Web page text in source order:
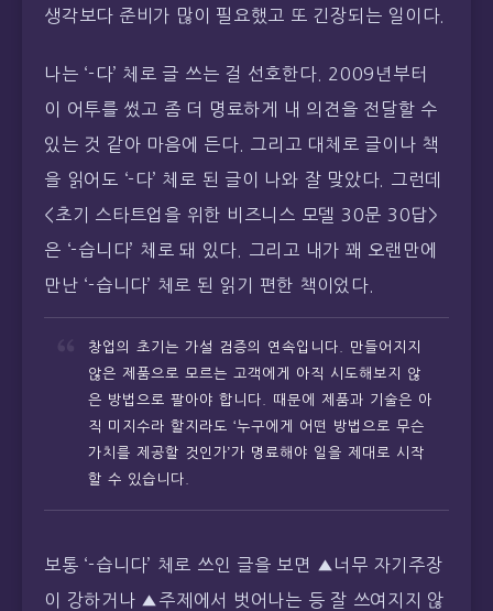
생각보다 준비가 많이 필요했고 또 긴장되는 일이다.
나는 ‘-다’ 체로 글 쓰는 걸 선호한다. 2009년부터
이 어투를 썼고 좀 더 명료하게 내 의견을 전달할 수
있는 것 같아 마음에 든다. 그리고 대체로 글이나 책
을 읽어도 ‘-다’ 체로 된 글이 나와 잘 맞았다. 그런데
<초기 스타트업을 위한 비즈니스 모델 30문 30답>
은 ‘-습니다’ 체로 돼 있다. 그리고 내가 꽤 오랜만에
만난 ‘-습니다’ 체로 된 읽기 편한 책이었다.
창업의 초기는 가설 검증의 연속입니다. 만들어지지
않은 제품으로 모르는 고객에게 아직 시도해보지 않
은 방법으로 팔아야 합니다. 때문에 제품과 기술은 아
직 미지수라 할지라도 ‘누구에게 어떤 방법으로 무슨
가치를 제공할 것인가’가 명료해야 일을 제대로 시작
할 수 있습니다.
보통 ‘-습니다’ 체로 쓰인 글을 보면 ▲너무 자기주장
이 강하거나 ▲주제에서 벗어나는 등 잘 쓰여지지 않